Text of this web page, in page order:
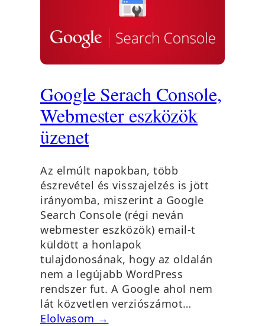
Google Serach Console,
Webmester eszközök
üzenet
Az elmúlt napokban, több
észrevétel és visszajelzés is jött
irányomba, miszerint a Google
Search Console (régi neván
webmester eszközök) email-t
küldött a honlapok
tulajdonosának, hogy az oldalán
nem a legújabb WordPress
rendszer fut. A Google ahol nem
lát közvetlen verziószámot…
Elolvasom →